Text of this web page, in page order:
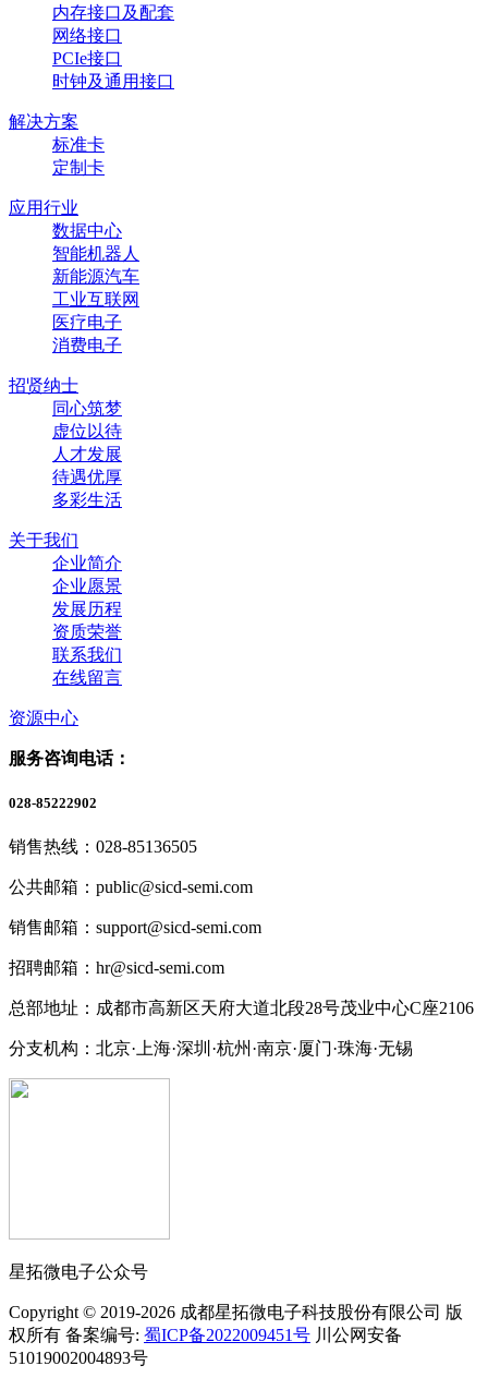
内存接口及配套
网络接口
PCIe接口
时钟及通用接口
解决方案
标准卡
定制卡
应用行业
数据中心
智能机器人
新能源汽车
工业互联网
医疗电子
消费电子
招贤纳士
同心筑梦
虚位以待
人才发展
待遇优厚
多彩生活
关于我们
企业简介
企业愿景
发展历程
资质荣誉
联系我们
在线留言
资源中心
服务咨询电话：
028-85222902
销售热线：028-85136505
公共邮箱：public@sicd-semi.com
销售邮箱：support@sicd-semi.com
招聘邮箱：hr@sicd-semi.com
总部地址：成都市高新区天府大道北段28号茂业中心C座2106
分支机构：北京·上海·深圳·杭州·南京·厦门·珠海·无锡
星拓微电子公众号
Copyright © 2019-2026 成都星拓微电子科技股份有限公司 版
权所有 备案编号: 蜀ICP备2022009451号 川公网安备
51019002004893号